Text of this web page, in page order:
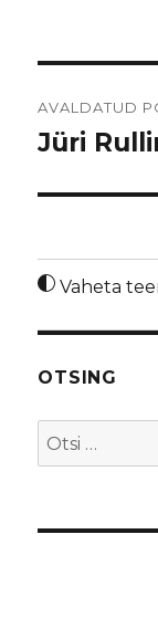
AVALDATUD
Jüri
Vaheta
OTSING
Otsi: